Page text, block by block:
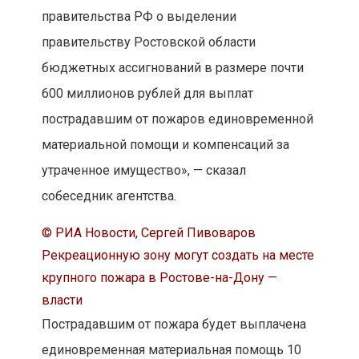
правительства РФ о выделении
правительству Ростовской области
бюджетных ассигнований в размере почти
600 миллионов рублей для выплат
пострадавшим от пожаров единовременной
материальной помощи и компенсаций за
утраченное имущество», — сказал
собеседник агентства.
© РИА Новости, Сергей Пивоваров
Рекреационную зону могут создать на месте
крупного пожара в Ростове-на-Дону —
власти
Пострадавшим от пожара будет выплачена
единовременная материальная помощь 10